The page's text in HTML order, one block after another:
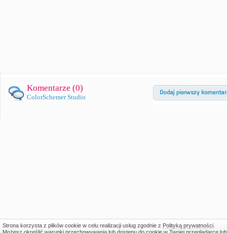
Komentarze (0)
ColorSchemer Studio
Strona korzysta z plików cookie w celu realizacji usług zgodnie z Polityką prywatności.